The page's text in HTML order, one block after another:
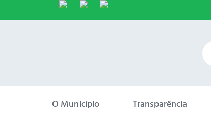
O Município Transparência